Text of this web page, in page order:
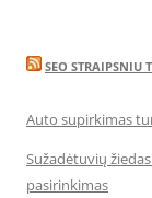
SEO STRAIPSNIU
Auto supirkimas
Sužadėtuvių
pasirinkimas